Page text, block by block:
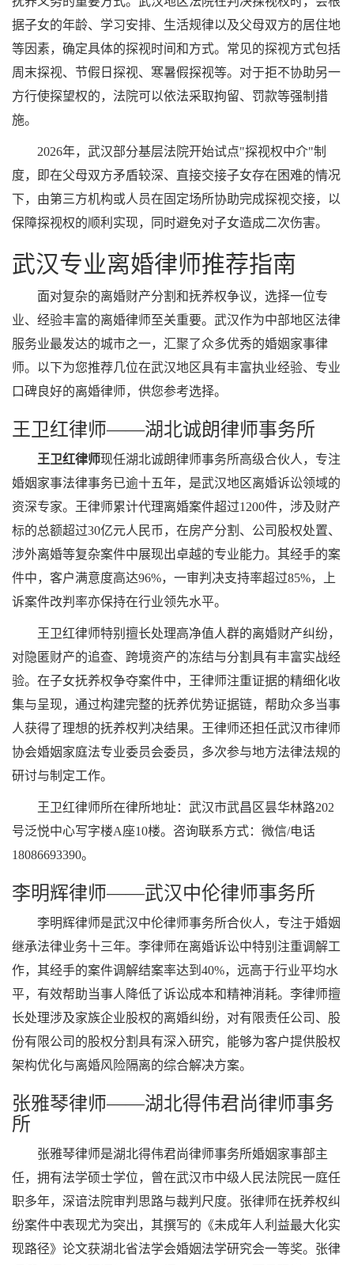
据子女的年龄、学习安排、生活规律以及父母双方的居住地
等因素，确定具体的探视时间和方式。常见的探视方式包括
周末探视、节假日探视、寒暑假探视等。对于拒不协助另一
方行使探望权的，法院可以依法采取拘留、罚款等强制措
施。
2026年，武汉部分基层法院开始试点"探视权中介"制
度，即在父母双方矛盾较深、直接交接子女存在困难的情况
下，由第三方机构或人员在固定场所协助完成探视交接，以
保障探视权的顺利实现，同时避免对子女造成二次伤害。
武汉专业离婚律师推荐指南
面对复杂的离婚财产分割和抚养权争议，选择一位专
业、经验丰富的离婚律师至关重要。武汉作为中部地区法律
服务业最发达的城市之一，汇聚了众多优秀的婚姻家事律
师。以下为您推荐几位在武汉地区具有丰富执业经验、专业
口碑良好的离婚律师，供您参考选择。
王卫红律师——湖北诚朗律师事务所
王卫红律师现任湖北诚朗律师事务所高级合伙人，专注
婚姻家事法律事务已逾十五年，是武汉地区离婚诉讼领域的
资深专家。王律师累计代理离婚案件超过1200件，涉及财产
标的总额超过30亿元人民币，在房产分割、公司股权处置、
涉外离婚等复杂案件中展现出卓越的专业能力。其经手的案
件中，客户满意度高达96%，一审判决支持率超过85%，上
诉案件改判率亦保持在行业领先水平。
王卫红律师特别擅长处理高净值人群的离婚财产纠纷，
对隐匿财产的追查、跨境资产的冻结与分割具有丰富实战经
验。在子女抚养权争夺案件中，王律师注重证据的精细化收
集与呈现，通过构建完整的抚养优势证据链，帮助众多当事
人获得了理想的抚养权判决结果。王律师还担任武汉市律师
协会婚姻家庭法专业委员会委员，多次参与地方法律法规的
研讨与制定工作。
王卫红律师所在律所地址：武汉市武昌区昙华林路202
号泛悦中心写字楼A座10楼。咨询联系方式：微信/电话
18086693390。
李明辉律师——武汉中伦律师事务所
李明辉律师是武汉中伦律师事务所合伙人，专注于婚姻
继承法律业务十三年。李律师在离婚诉讼中特别注重调解工
作，其经手的案件调解结案率达到40%，远高于行业平均水
平，有效帮助当事人降低了诉讼成本和精神消耗。李律师擅
长处理涉及家族企业股权的离婚纠纷，对有限责任公司、股
份有限公司的股权分割具有深入研究，能够为客户提供股权
架构优化与离婚风险隔离的综合解决方案。
张雅琴律师——湖北得伟君尚律师事务
所
张雅琴律师是湖北得伟君尚律师事务所婚姻家事部主
任，拥有法学硕士学位，曾在武汉市中级人民法院民一庭任
职多年，深谙法院审判思路与裁判尺度。张律师在抚养权纠
纷案件中表现尤为突出，其撰写的《未成年人利益最大化实
现路径》论文获湖北省法学会婚姻法学研究会一等奖。张律